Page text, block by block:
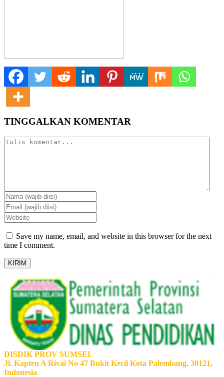
TINGGALKAN KOMENTAR
Save my name, email, and website in this browser for the next
time I comment.
DISDIK PROV SUMSEL
Jl. Kapten A Rivai No 47 Bukit Kecil Kota Palembang, 30121,
Indonesia